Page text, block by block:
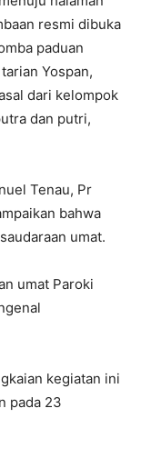
resmi dibuka
paduan
Yospan,
dari kelompok
dan putri,
Tenau, Pr
bahwa
umat.
umat Paroki
kegiatan ini
pada 23